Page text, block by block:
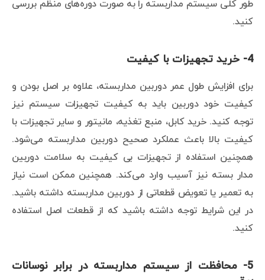
طور کلی سیستم مداربسته را به صورت دوره‌های منظم بررسی
کنید.
4- خرید تجهیزات با کیفیت
برای افزایش طول عمر دوربین مداربسته، علاوه بر اصل بودن و
کیفیت خود دوربین باید به کیفیت تجهیزات سیستم نیز
توجه کنید. خرید کابل، منبع تغذیه، مانیتور و سایر تجهیزات با
کیفیت بالا باعث عملکرد صحیح دوربین مداربسته می‌شود.
همچنین استفاده از تجهیزات بی کیفیت به سلامت دوربین
مدار بسته نیز آسیب وارد می‌کند. همچنین ممکن است نیاز
به تعمیر یا تعویض قطعاتی از دوربین مداربسته داشته باشید.
در این شرایط توجه داشته باشید که از قطعات اصل استفاده
کنید.
5- محافظت از سیستم مداربسته در برابر نوسانات